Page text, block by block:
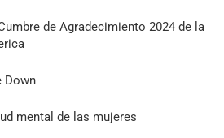
de Agradecimiento 2024 de la
Down
mental de las mujeres